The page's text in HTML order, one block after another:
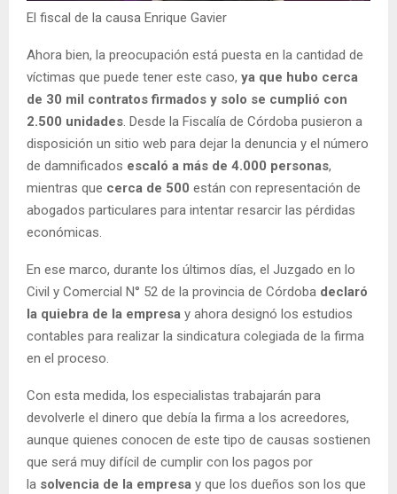
El fiscal de la causa Enrique Gavier
Ahora bien, la preocupación está puesta en la cantidad de
víctimas que puede tener este caso, ya que hubo cerca
de 30 mil contratos firmados y solo se cumplió con
2.500 unidades. Desde la Fiscalía de Córdoba pusieron a
disposición un sitio web para dejar la denuncia y el número
de damnificados escaló a más de 4.000 personas,
mientras que cerca de 500 están con representación de
abogados particulares para intentar resarcir las pérdidas
económicas.
En ese marco, durante los últimos días, el Juzgado en lo
Civil y Comercial N° 52 de la provincia de Córdoba declaró
la quiebra de la empresa y ahora designó los estudios
contables para realizar la sindicatura colegiada de la firma
en el proceso.
Con esta medida, los especialistas trabajarán para
devolverle el dinero que debía la firma a los acreedores,
aunque quienes conocen de este tipo de causas sostienen
que será muy difícil de cumplir con los pagos por
la solvencia de la empresa y que los dueños son los que